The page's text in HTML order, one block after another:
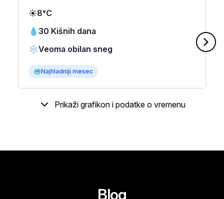
☀️8°C
💧 30 Kišnih dana
❄️Veoma obilan sneg
🥶Najhladniji mesec
Prikaži grafikon i podatke o vremenu
Blog